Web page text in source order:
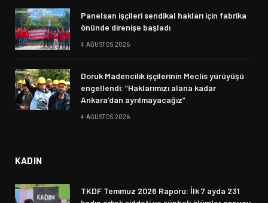
Panelsan işçileri sendikal hakları için fabrika
önünde direnişe başladı
4 AĞUSTOS 2026
Doruk Madencilik işçilerinin Meclis yürüyüşü
engellendi: “Haklarımızı alana kadar
Ankara’dan ayrılmayacağız”
4 AĞUSTOS 2026
KADIN
TKDF Temmuz 2026 Raporu: İlk 7 ayda 231